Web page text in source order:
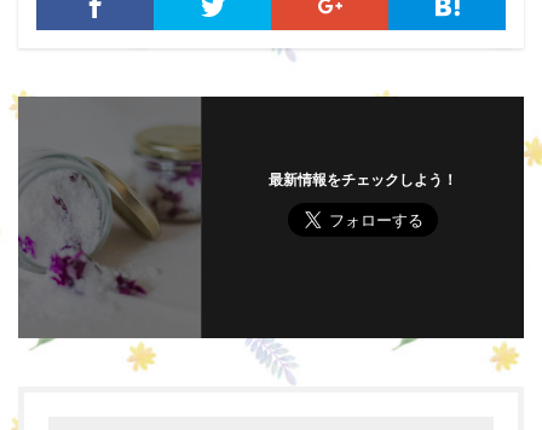
最新情報をチェックしよう！